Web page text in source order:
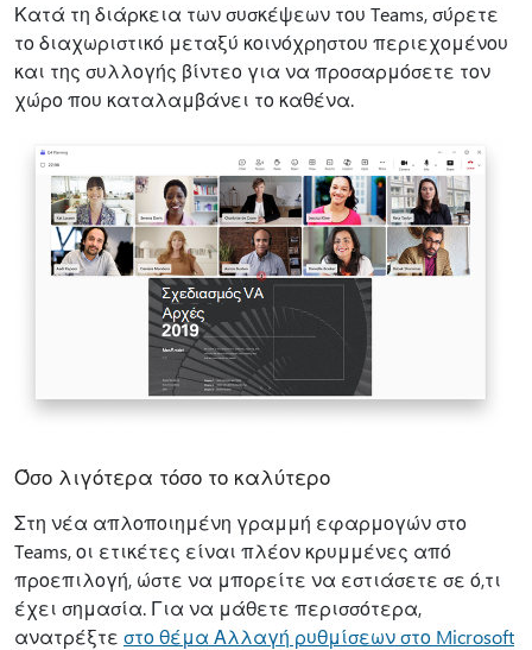
Κατά τη διάρκεια των συσκέψεων του Teams, σύρετε
το διαχωριστικό μεταξύ κοινόχρηστου περιεχομένου
και της συλλογής βίντεο για να προσαρμόσετε τον
χώρο που καταλαμβάνει το καθένα.
Όσο λιγότερα τόσο το καλύτερο
Στη νέα απλοποιημένη γραμμή εφαρμογών στο
Teams, οι ετικέτες είναι πλέον κρυμμένες από
προεπιλογή, ώστε να μπορείτε να εστιάσετε σε ό,τι
έχει σημασία. Για να μάθετε περισσότερα,
ανατρέξτε στο θέμα Αλλαγή ρυθμίσεων στο Microsoft